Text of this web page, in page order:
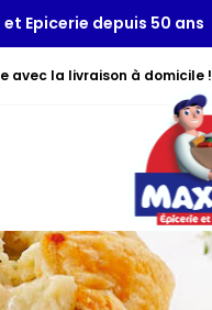
Epicerie depuis 50 ans
avec la livraison à domicile !